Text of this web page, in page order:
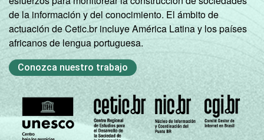
de la información y del conocimiento. El ámbito de
actuación de Cetic.br incluye América Latina y los países
africanos de lengua portuguesa.
Conozca nuestro trabajo